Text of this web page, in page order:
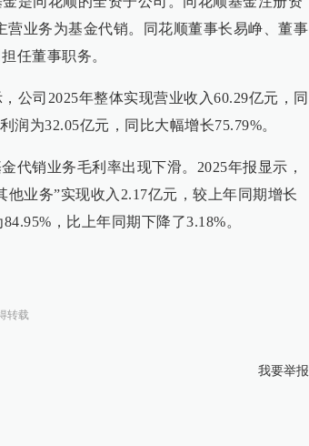
营业务为基金代销。同花顺董事长易峥、董事
任董事职务。
公司2025年整体实现营业收入60.29亿元，同
润为32.05亿元，同比大幅增长75.79%。
代销业务毛利率出现下滑。2025年报显示，
业务”实现收入2.17亿元，较上年同期增长
，比上年同期下降了3.18%。
转载
我要举报